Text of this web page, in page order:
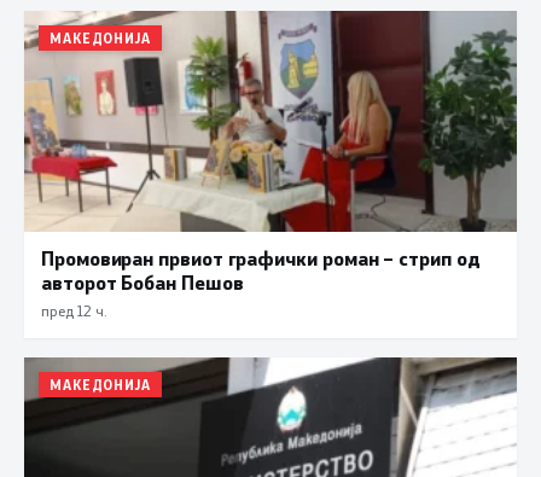
МАКЕДОНИЈА
Промовиран првиот графички роман – стрип од
авторот Бобан Пешов
пред 12 ч.
МАКЕДОНИЈА